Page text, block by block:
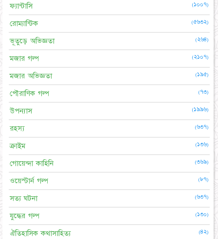
ফ্যান্টাসি (১০০৭)
রোম্যান্টিক (৫৬৩২)
ভূতুড়ে অভিজ্ঞতা (২৬৪)
মজার গল্প (২১০৭)
মজার অভিজ্ঞতা (১৯৫)
পৌরাণিক গল্প (৭৩)
উপন্যাস (১৯৯৬)
রহস্য (৬৩৭)
ক্রাইম (১৩৬)
গোয়েন্দা কাহিনি (৩৬৯)
ওয়েস্টার্ন গল্প (৮৭)
সত্য ঘটনা (৬৩৭)
যুদ্ধের গল্প (১৩০)
ঐতিহাসিক কথাসাহিত্য (৪২)